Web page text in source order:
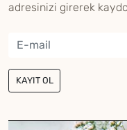
adresinizi girerek